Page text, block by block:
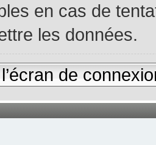
en cas de
les données.
de